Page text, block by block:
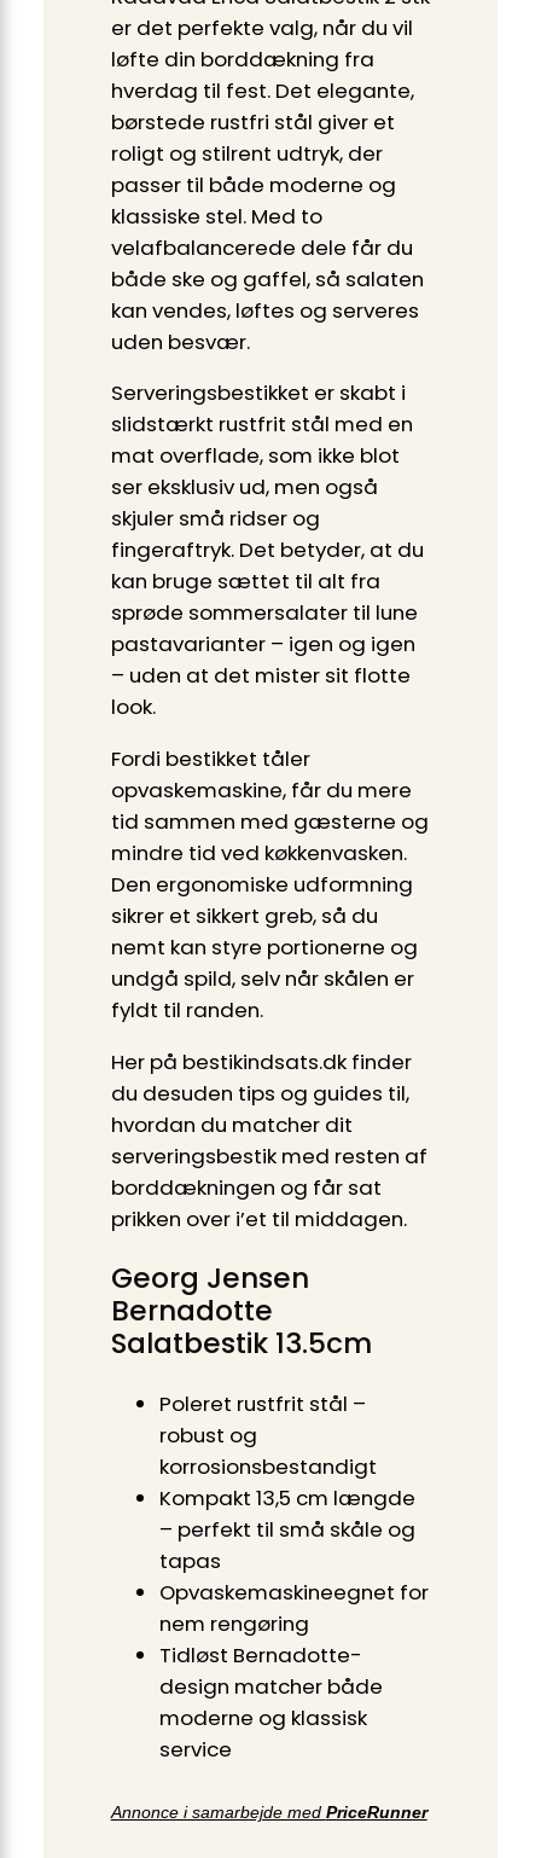
er det perfekte valg, når du vil
løfte din borddækning fra
hverdag til fest. Det elegante,
børstede rustfri stål giver et
roligt og stilrent udtryk, der
passer til både moderne og
klassiske stel. Med to
velafbalancerede dele får du
både ske og gaffel, så salaten
kan vendes, løftes og serveres
uden besvær.
Serveringsbestikket er skabt i
slidstærkt rustfrit stål med en
mat overflade, som ikke blot
ser eksklusiv ud, men også
skjuler små ridser og
fingeraftryk. Det betyder, at du
kan bruge sættet til alt fra
sprøde sommersalater til lune
pastavarianter – igen og igen
– uden at det mister sit flotte
look.
Fordi bestikket tåler
opvaskemaskine, får du mere
tid sammen med gæsterne og
mindre tid ved køkkenvasken.
Den ergonomiske udformning
sikrer et sikkert greb, så du
nemt kan styre portionerne og
undgå spild, selv når skålen er
fyldt til randen.
Her på bestikindsats.dk finder
du desuden tips og guides til,
hvordan du matcher dit
serveringsbestik med resten af
borddækningen og får sat
prikken over i’et til middagen.
Georg Jensen
Bernadotte
Salatbestik 13.5cm
Poleret rustfrit stål –
robust og
korrosionsbestandigt
Kompakt 13,5 cm længde
– perfekt til små skåle og
tapas
Opvaskemaskineegnet for
nem rengøring
Tidløst Bernadotte-
design matcher både
moderne og klassisk
service
Annonce i samarbejde med PriceRunner